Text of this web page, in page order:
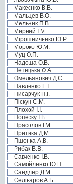
Макеєнко В.В.
Мальцев В.О.
Мельник П.В.
Мирний І.М.
Мірошниченко Ю.Р.
Мороко Ю.М.
Муц О.П.
Надоша О.В.
Нетецька О.А.
Омельянович Д.С.
Павленко Е.І.
Писарчук П.І.
Піскун С.М.
Плохой І.І.
Попеску І.В.
Прасолов І.М.
Притика Д.М.
Пшонка А.В.
Рибак В.В.
Савченко І.В.
Самойленко Ю.П.
Сандлер Д.М.
Селіваров А.Б.